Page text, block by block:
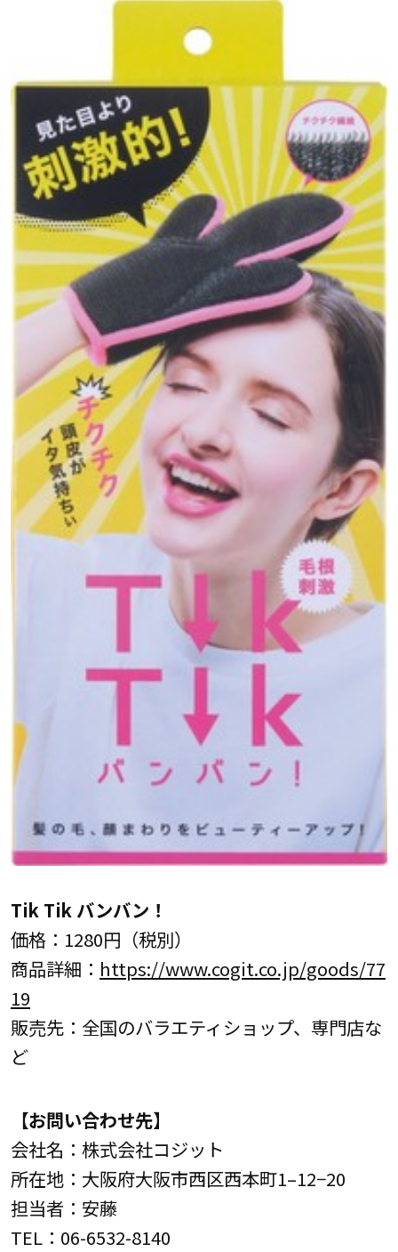
Tik Tik バンバン！
価格：1280円（税別）
商品詳細： https://www.cogit.co.jp/goods/77
19
販売先：全国のバラエティショップ、専門店な
ど
【お問い合わせ先】
会社名：株式会社コジット
所在地：大阪府大阪市西区西本町1–12−20
担当者：安藤
TEL：06-6532-8140